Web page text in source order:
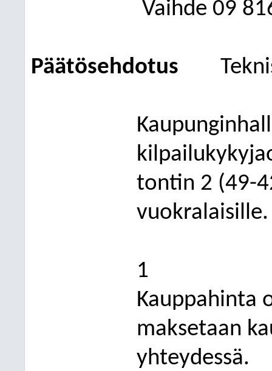
Vaihde 09
Päätösehdotus
tontin 2 (49-
vuokralaisille.
1
Kauppahinta
maksetaan
yhteydessä.